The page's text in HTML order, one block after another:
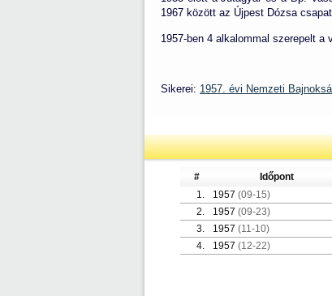
1967 között az Újpest Dózsa
1957-ben 4 alkalommal szerepelt a
Sikerei: 1957. évi Nemzeti
# Időpont
1.
1957 (09-15)
2.
1957 (09-23)
3.
1957 (11-10)
4.
1957 (12-22)